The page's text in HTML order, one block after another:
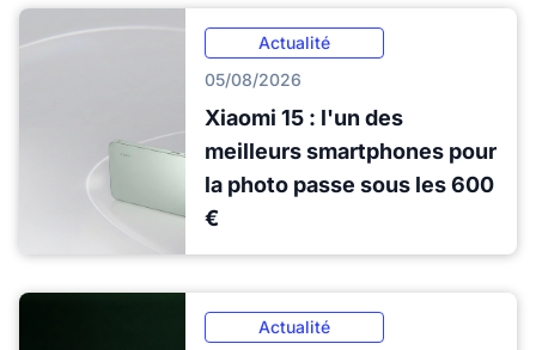
Actualité
05/08/2026
Xiaomi 15 : l'un des
meilleurs smartphones pour
la photo passe sous les 600
€
Actualité